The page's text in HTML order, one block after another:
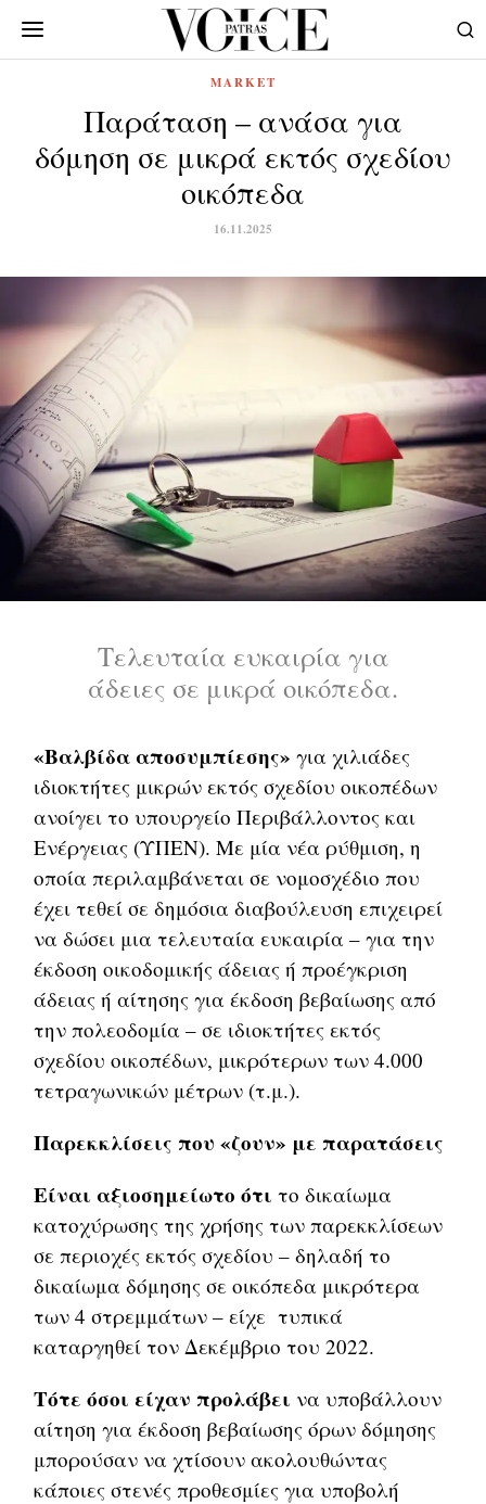
MARKET
Παράταση – ανάσα για
δόμηση σε μικρά εκτός σχεδίου
οικόπεδα
16.11.2025
Τελευταία ευκαιρία για
άδειες σε μικρά οικόπεδα.
«Βαλβίδα αποσυμπίεσης» για χιλιάδες
ιδιοκτήτες μικρών εκτός σχεδίου οικοπέδων
ανοίγει το υπουργείο Περιβάλλοντος και
Ενέργειας (ΥΠΕΝ). Με μία νέα ρύθμιση, η
οποία περιλαμβάνεται σε νομοσχέδιο που
έχει τεθεί σε δημόσια διαβούλευση επιχειρεί
να δώσει μια τελευταία ευκαιρία – για την
έκδοση οικοδομικής άδειας ή προέγκριση
άδειας ή αίτησης για έκδοση βεβαίωσης από
την πολεοδομία – σε ιδιοκτήτες εκτός
σχεδίου οικοπέδων, μικρότερων των 4.000
τετραγωνικών μέτρων (τ.μ.).
Παρεκκλίσεις που «ζουν» με παρατάσεις
Είναι αξιοσημείωτο ότι το δικαίωμα
κατοχύρωσης της χρήσης των παρεκκλίσεων
σε περιοχές εκτός σχεδίου – δηλαδή το
δικαίωμα δόμησης σε οικόπεδα μικρότερα
των 4 στρεμμάτων – είχε τυπικά
καταργηθεί τον Δεκέμβριο του 2022.
Τότε όσοι είχαν προλάβει να υποβάλλουν
αίτηση για έκδοση βεβαίωσης όρων δόμησης
μπορούσαν να χτίσουν ακολουθώντας
κάποιες στενές προθεσμίες για υποβολή